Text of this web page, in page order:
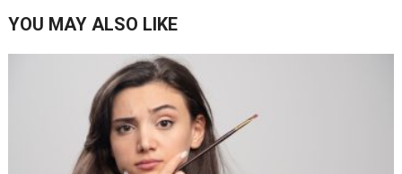
YOU MAY ALSO LIKE